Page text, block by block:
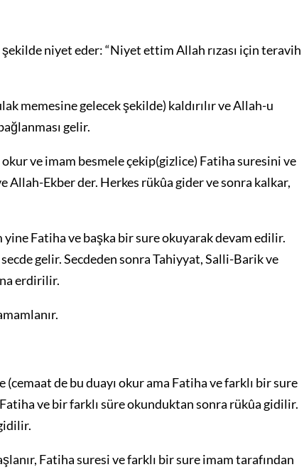
niyet eder: “Niyet ettim Allah rızası için teravih
memesine gelecek şekilde) kaldırılır ve Allah-u
gelir.
ve imam besmele çekip(gizlice) Fatiha suresini ve
Allah-Ekber der. Herkes rükûa gider ve sonra kalkar,
yine Fatiha ve başka bir sure okuyarak devam edilir.
gelir. Secdeden sonra Tahiyyat, Salli-Barik ve
erdirilir.
de bu duayı okur ama Fatiha ve farklı bir sure
ve bir farklı süre okunduktan sonra rükûa gidilir.
Fatiha suresi ve farklı bir sure imam tarafından